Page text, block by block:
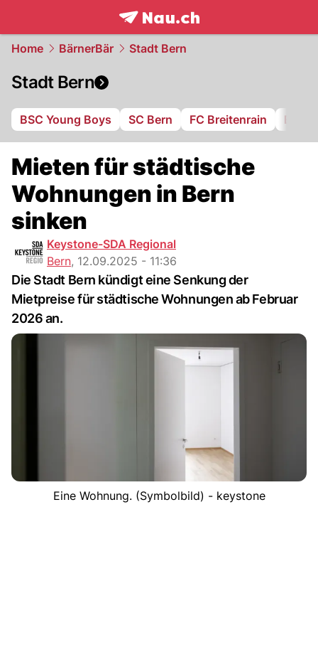
frontpage.NAU.ch
Home BärnerBär Stadt Bern
Stadt Bern
BSC Young Boys SC Bern FC Breitenrain BSV
Mieten für städtische
Wohnungen in Bern
sinken
Keystone-SDA Regional
Bern, 12.09.2025 - 11:36
Die Stadt Bern kündigt eine Senkung der
Mietpreise für städtische Wohnungen ab Februar
2026 an.
Eine Wohnung. (Symbolbild) - keystone